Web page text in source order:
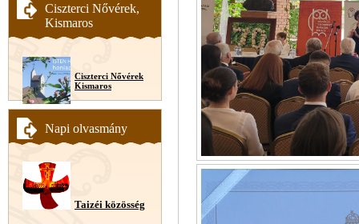
Ciszterci Nővérek,
Kismaros
Ciszterci Nővérek
Kismaros
Napi olvasmány
Taizéi közösség